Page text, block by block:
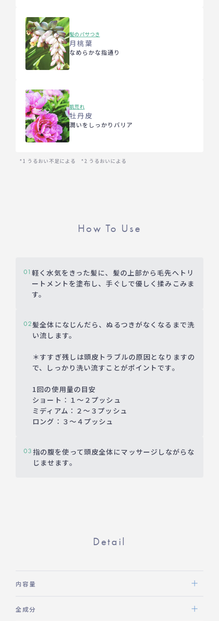
髪のパサつき
月桃葉
なめらかな指通り
肌荒れ
牡丹皮
潤いをしっかりバリア
*1 うるおい不足による *2 うるおいによる
How To Use
01軽く水気をきった髪に、髪の上部から毛先へトリ
ートメントを塗布し、手ぐしで優しく揉みこみま
す。
02髪全体になじんだら、ぬるつきがなくなるまで洗
い流します。
＊すすぎ残しは頭皮トラブルの原因となりますの
で、しっかり洗い流すことがポイントです。
1回の使用量の目安
ショート：１～２プッシュ
ミディアム：２～３プッシュ
ロング：３～４プッシュ
03 指の腹を使って頭皮全体にマッサージしながらな
じませます。
Detail
内容量
全成分